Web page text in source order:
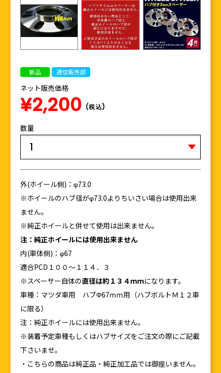
新品 通信販売部
ネット販売価格
¥2,200 (税込)
数量
外(ホイール側)：φ73.0
※ホイールのハブ径がφ73.0よりちいさい場合は使用出来
ません。
※純正ホイールと併せて使用は出来ません。
注：純正ホイールには使用出来ません
内(車体側)：φ67
適合PCD１００～１１４．３
※スペーサー自体の直径は約１３４ｍｍになります。
車種：マツダ車用 ハブΦ67ｍｍ用（ハブボルトＭ１２車
に限る）
注：純正ホイールには使用出来ません。
※装着予定車種もしくはハブサイズをご注文の際にご記載
下さいませ。
・こちらの商品は純正品・純正加工品では御座いません。